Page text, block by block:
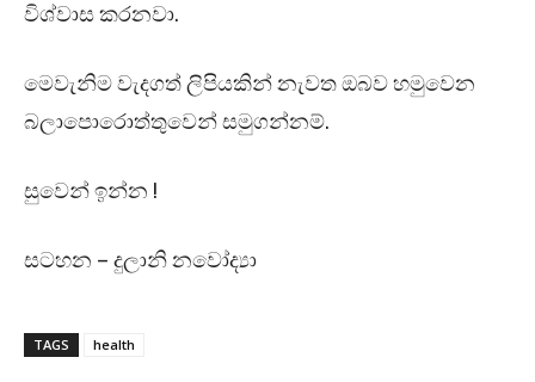
විශ්වාස කරනවා.
මෙවැනිම වැදගත් ලිපියකින් නැවත ඔබව හමුවෙන
බලාපොරොත්තුවෙන් සමුගන්නම්.
සුවෙන් ඉන්න !
සටහන – දුලානි නවෝද්‍යා
TAGS health